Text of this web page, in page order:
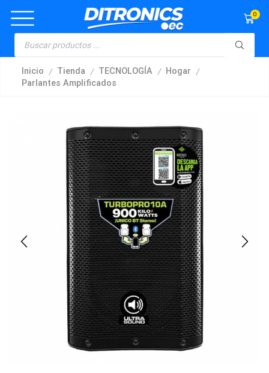
0
Inicio / Tienda / TECNOLOGÍA / Hogar /
Parlantes Amplificados